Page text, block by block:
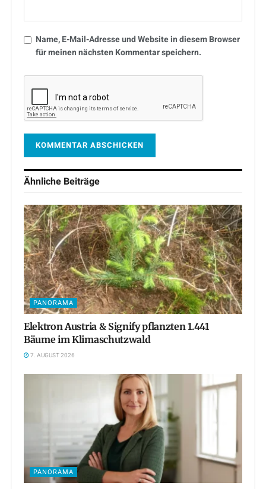
Name, E-Mail-Adresse und Website in diesem Browser
für meinen nächsten Kommentar speichern.
Ähnliche Beiträge
PANORAMA
Elektron Austria & Signify pflanzten 1.441
Bäume im Klimaschutzwald
7. AUGUST 2026
PANORAMA